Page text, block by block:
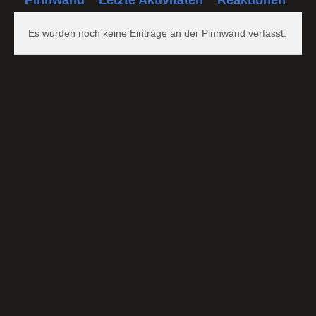
Es wurden noch keine Einträge an der Pinnwand verfasst.